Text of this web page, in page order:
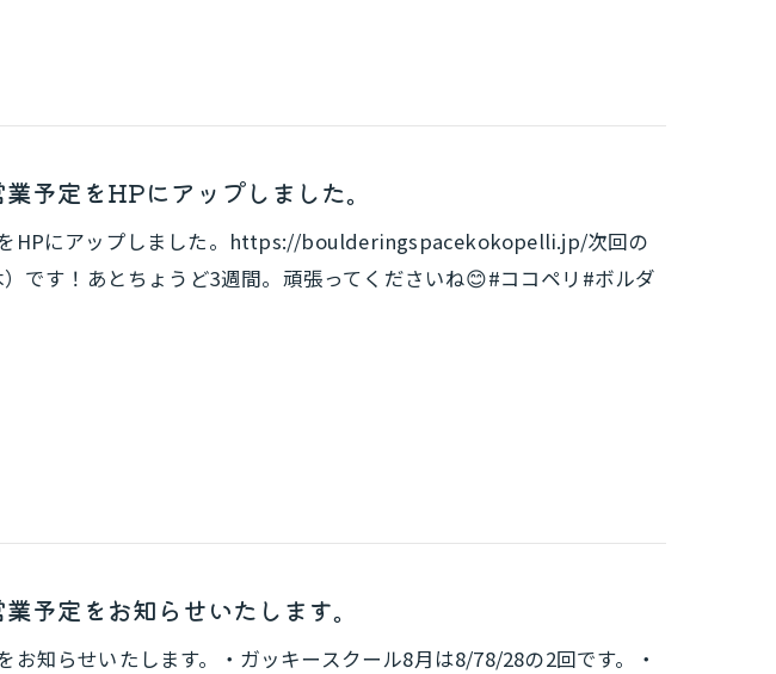
予定をHPにアップしました。
HPにアップしました。https://boulderingspacekokopelli.jp/次回の
です！あとちょうど3週間。頑張ってくださいね😊#ココペリ#ボルダ
予定をお知らせいたします。
お知らせいたします。・ガッキースクール8月は8/78/28の2回です。・